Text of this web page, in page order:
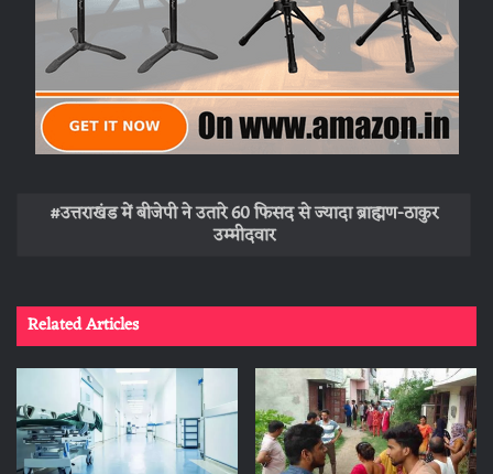
उत्तराखंड में बीजेपी ने उतारे 60 फिसद से ज्यादा ब्राह्मण-ठाकुर
उम्मीदवार
Related Articles